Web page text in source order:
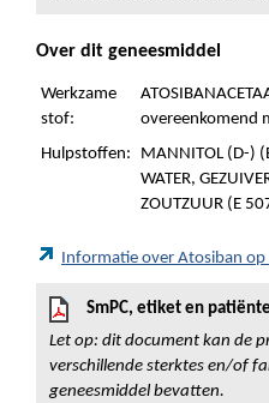
Over dit geneesmiddel
Werkzame
stof:
overeenkomend
Hulpstoffen:
MANNITOL (D-)
WATER,
ZOUTZUUR (E
Informatie over Atosiban
SmPC, etiket en
Let op: dit document kan de
verschillende sterktes en/of
geneesmiddel bevatten.